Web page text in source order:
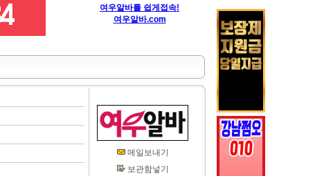
여우알바를 쉽게접속!
여우알바.com
메일보내기
보관함넣기